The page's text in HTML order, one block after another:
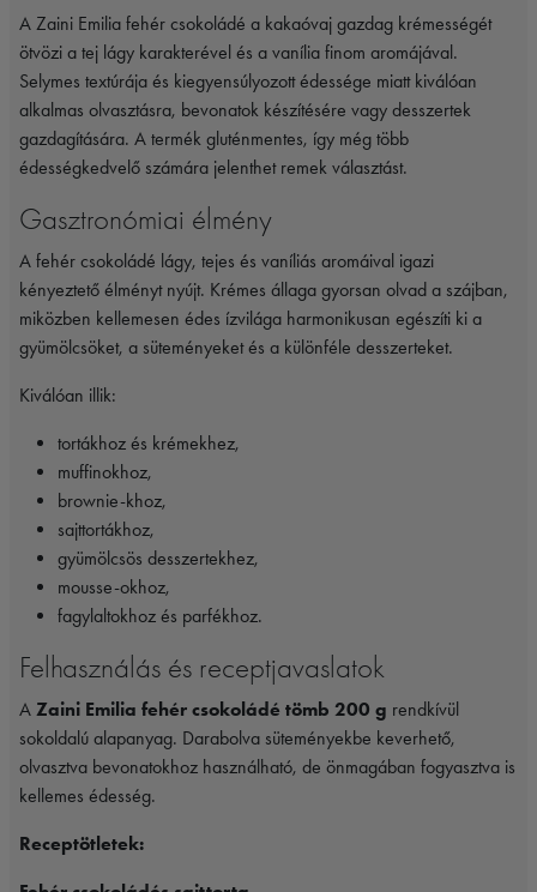
A Zaini Emilia fehér csokoládé a kakaóvaj gazdag krémességét
ötvözi a tej lágy karakterével és a vanília finom aromájával.
Selymes textúrája és kiegyensúlyozott édessége miatt kiválóan
alkalmas olvasztásra, bevonatok készítésére vagy desszertek
gazdagítására. A termék gluténmentes, így még több
édességkedvelő számára jelenthet remek választást.
Gasztronómiai élmény
A fehér csokoládé lágy, tejes és vaníliás aromáival igazi
kényeztető élményt nyújt. Krémes állaga gyorsan olvad a szájban,
miközben kellemesen édes ízvilága harmonikusan egészíti ki a
gyümölcsöket, a süteményeket és a különféle desszerteket.
Kiválóan illik:
tortákhoz és krémekhez,
muffinokhoz,
brownie-khoz,
sajttortákhoz,
gyümölcsös desszertekhez,
mousse-okhoz,
fagylaltokhoz és parfékhoz.
Felhasználás és receptjavaslatok
A Zaini Emilia fehér csokoládé tömb 200 g rendkívül
sokoldalú alapanyag. Darabolva süteményekbe keverhető,
olvasztva bevonatokhoz használható, de önmagában fogyasztva is
kellemes édesség.
Receptötletek: